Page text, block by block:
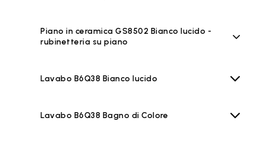
Piano in ceramica GS8502 Bianco lucido -
rubinetteria su piano
Lavabo B6Q38 Bianco lucido
Lavabo B6Q38 Bagno di Colore